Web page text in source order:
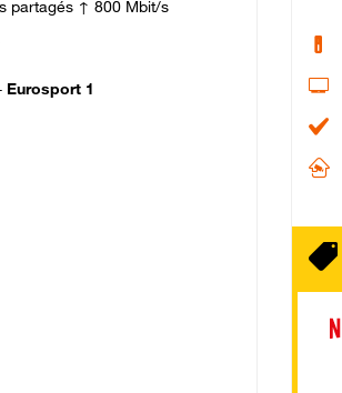
partagés ↑ 800 Mbit/s
Eurosport 1